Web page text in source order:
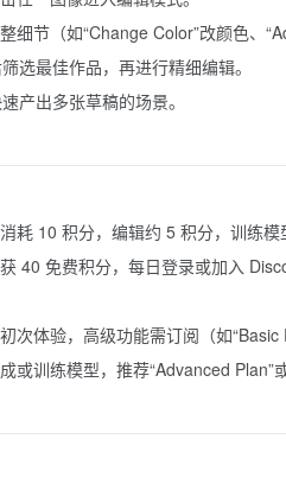
细节（如“Change Color”改颜色、
选最佳作品，再进行精细编辑。
产出多张草稿的场景。
耗 10 积分，编辑约 5 积分，训练模
40 免费积分，每日登录或加入
次体验，高级功能需订阅（如“Basic
或训练模型，推荐“Advanced Plan”